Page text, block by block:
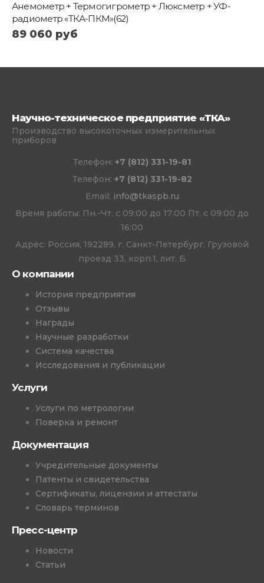
Анемометр + Термогигрометр + Люксметр + УФ-
радиометр «ТКА-ПКМ»(62)
89 060 руб
Научно-техническое предприятие «ТКА»
Производство высокоточных измерительных
приборов
Телефон: +7 (812) 331-19-81
Телефон: +7 (812) 331-19-82
Email: info@tkaspb.ru
Время работы: Пн.-Чт. с 09:00 до 17:00 Пт. с 09:00 до
16:00
Адрес: Россия, 192289, г. Санкт-Петербург, Грузовой
проезд 33, корп.1, лит. Б
О компании
История предприятия
Отзывы
Награды
Научные разработки
Система качества
Исследования и публикации
Услуги
Услуги по метрологии
Поверка и ремонт
Документация
Учредительные документы
Патенты и свидетельства
Сертификаты, лицензии и аттестаты
Словарь терминов
Пресс-центр
Новости
Статьи